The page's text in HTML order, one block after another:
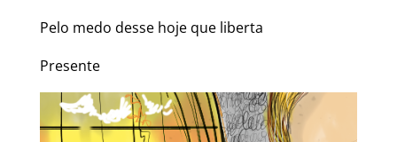
Pelo medo desse hoje que liberta
Presente